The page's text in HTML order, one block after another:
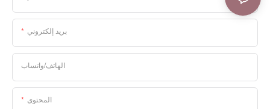
بريد إلكتروني
الهاتف/واتساب
المحتوى